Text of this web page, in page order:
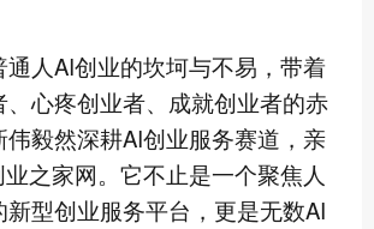
通人AI创业的坎坷与不易，带着
心疼创业者、成就创业者的赤
毅然深耕AI创业服务赛道，亲
之家网。它不止是一个聚焦人
新型创业服务平台，更是无数AI